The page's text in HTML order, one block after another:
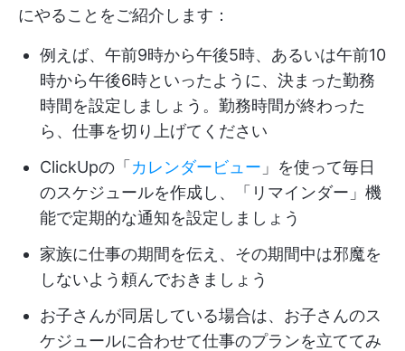
にやることをご紹介します：
例えば、午前9時から午後5時、あるいは午前10
時から午後6時といったように、決まった勤務
時間を設定しましょう。勤務時間が終わった
ら、仕事を切り上げてください
ClickUpの「カレンダービュー 」を使って毎日
のスケジュールを作成し、「リマインダー」機
能で定期的な通知を設定しましょう
家族に仕事の期間を伝え、その期間中は邪魔を
しないよう頼んでおきましょう
お子さんが同居している場合は、お子さんのス
ケジュールに合わせて仕事のプランを立ててみ